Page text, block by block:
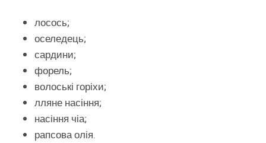
лосось;
оселедець;
сардини;
форель;
волоські горіхи;
лляне насіння;
насіння чіа;
рапсова олія.